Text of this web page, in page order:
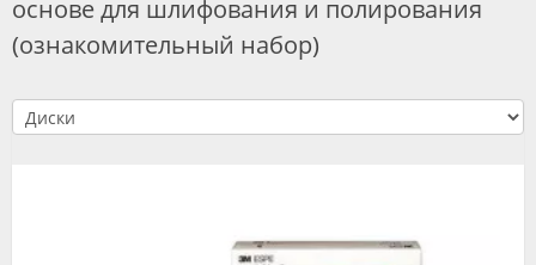
Обучение
Вакансии
Резюме
основе для шлифования и полирования
(ознакомительный набор)